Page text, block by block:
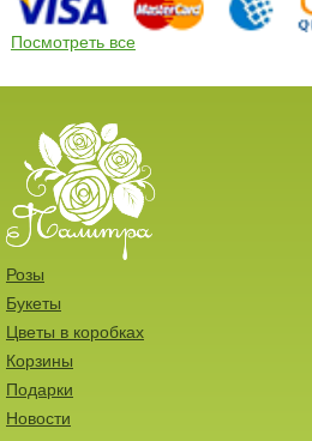
Посмотреть все
Розы
Букеты
Цветы в коробках
Корзины
Подарки
Новости